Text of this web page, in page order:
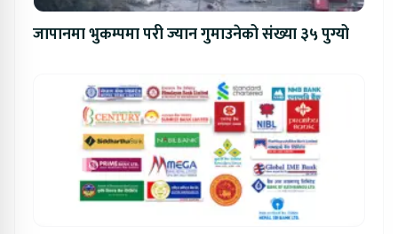
जापानमा भुकम्पमा परी ज्यान गुमाउनेको संख्या ३५ पुग्यो